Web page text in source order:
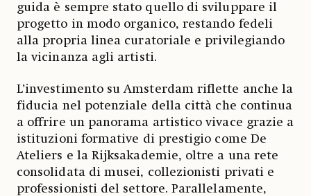
guida è sempre stato quello di sviluppare il
progetto in modo organico, restando fedeli
alla propria linea curatoriale e privilegiando
la vicinanza agli artisti.
L’investimento su Amsterdam riflette anche la
fiducia nel potenziale della città che continua
a offrire un panorama artistico vivace grazie a
istituzioni formative di prestigio come De
Ateliers e la Rijksakademie, oltre a una rete
consolidata di musei, collezionisti privati e
professionisti del settore. Parallelamente,